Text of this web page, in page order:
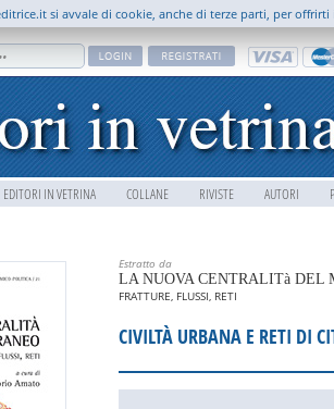
EDITORI IN VETRINA COLLANE RIVISTE AUTORI
si avvale di cookie, anche di terze parti, per
Estratto da
LA NUOVA CENTRALITà DEL
FRATTURE, FLUSSI, RETI
CIVILTÀ URBANA E RETI DI